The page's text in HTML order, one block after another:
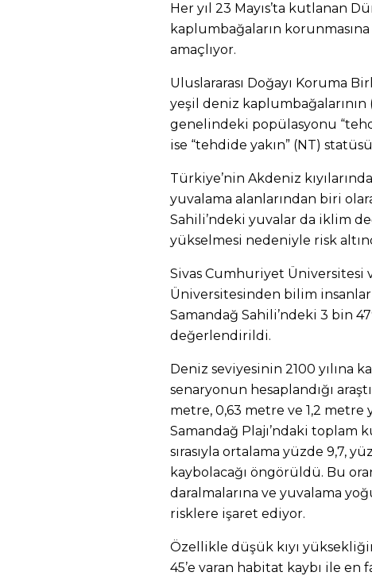
Her yıl 23 Mayıs’ta kutlanan
kaplumbağaların
amaçlıyor.
Uluslararası Doğayı Koruma
yeşil deniz kaplumbağalarının
genelindeki popülasyonu
ise “tehdide yakın” (NT)
Türkiye’nin Akdeniz
yuvalama alanlarından biri
Sahili’ndeki yuvalar da iklim
yükselmesi nedeniyle risk
Sivas Cumhuriyet Üniversitesi
Üniversitesinden bilim
Samandağ Sahili’ndeki 3 bin
değerlendirildi.
Deniz seviyesinin 2100 yılına
senaryonun hesaplandığı
metre, 0,63 metre ve 1,2
Samandağ Plajı’ndaki toplam
sırasıyla ortalama yüzde 9,7,
kaybolacağı öngörüldü. Bu
daralmalarına ve yuvalama
risklere işaret ediyor.
Özellikle düşük kıyı
45’e varan habitat kaybı ile en